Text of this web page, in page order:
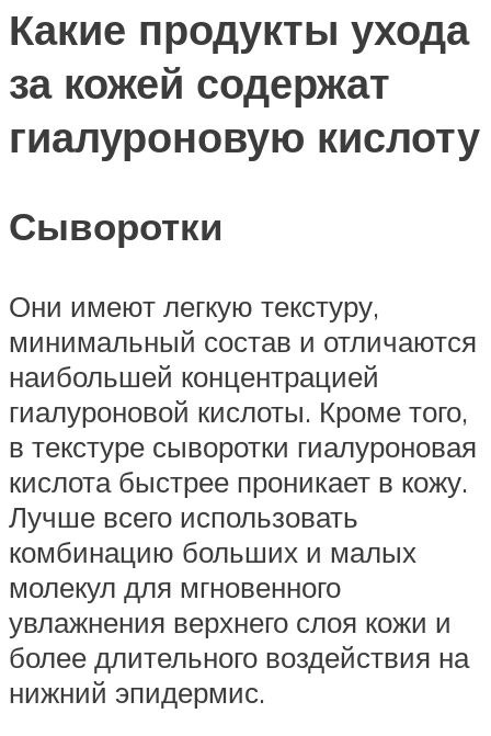
Какие продукты ухода
за кожей содержат
гиалуроновую кислоту
Сыворотки
Они имеют легкую текстуру,
минимальный состав и отличаются
наибольшей концентрацией
гиалуроновой кислоты. Кроме того,
в текстуре сыворотки гиалуроновая
кислота быстрее проникает в кожу.
Лучше всего использовать
комбинацию больших и малых
молекул для мгновенного
увлажнения верхнего слоя кожи и
более длительного воздействия на
нижний эпидермис.